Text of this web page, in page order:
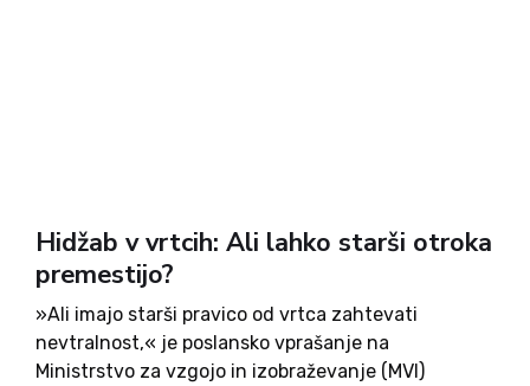
Hidžab v vrtcih: Ali lahko starši otroka
premestijo?
»Ali imajo starši pravico od vrtca zahtevati
nevtralnost,« je poslansko vprašanje na
Ministrstvo za vzgojo in izobraževanje (MVI)